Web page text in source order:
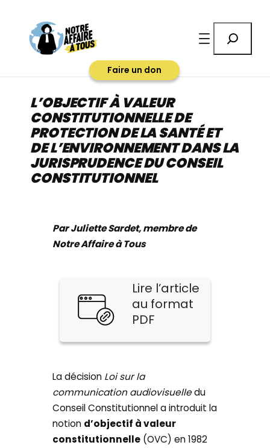
contenu
Faire un don
L’OBJECTIF À VALEUR
CONSTITUTIONNELLE DE
PROTECTION DE LA SANTÉ ET
DE L’ENVIRONNEMENT DANS LA
JURISPRUDENCE DU CONSEIL
CONSTITUTIONNEL
Par Juliette Sardet, membre de
Notre Affaire à Tous
Lire l’article
au format
PDF
La décision Loi sur la
communication audiovisuelledu
Conseil Constitutionnel a introduit la
notion d’objectif à valeur
constitutionnelle (OVC) en 1982